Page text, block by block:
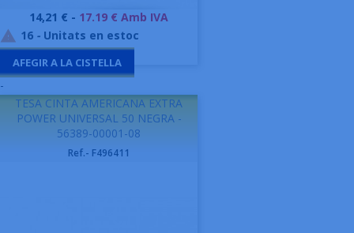
Preu
14,21 € - 17.19 € Amb IVA
 16 - Unitats en estoc
AFEGIR A LA CISTELLA
-
TESA CINTA AMERICANA EXTRA
POWER UNIVERSAL 50 NEGRA -
56389-00001-08
Ref.- F496411